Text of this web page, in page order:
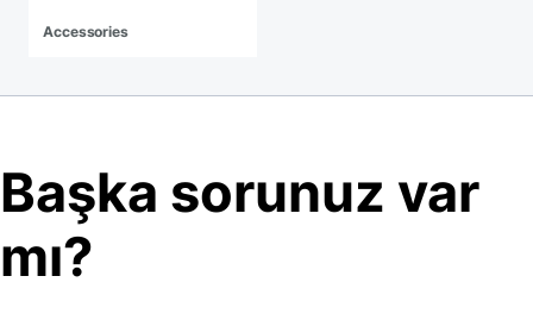
Accessories
Başka sorunuz var
mı?